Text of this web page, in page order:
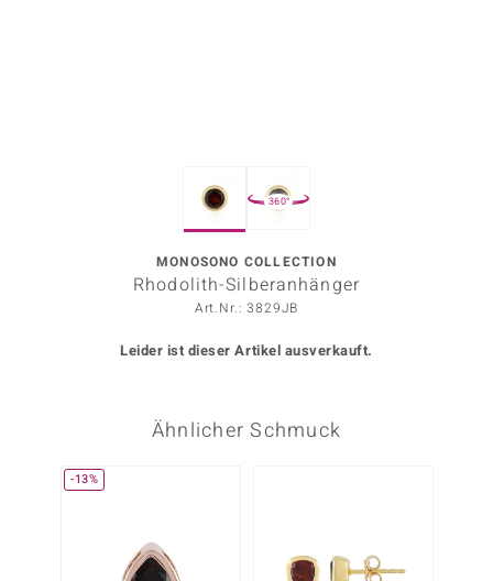
360°
MONOSONO COLLECTION
Rhodolith-Silberanhänger
Art.Nr.: 3829JB
Leider ist dieser Artikel ausverkauft.
Ähnlicher Schmuck
-13%